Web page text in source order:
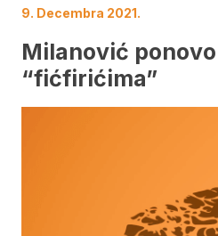
9. Decembra 2021.
Milanović
“fićfirićima”